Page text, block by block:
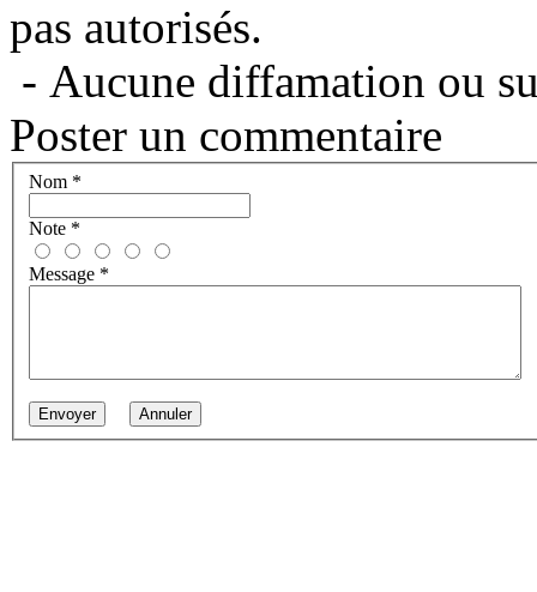
pas autorisés.
- Aucune diffamation ou
Poster un commentaire
Nom *
Note *
Message *